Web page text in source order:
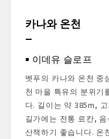
에이후쿠지 절
아베 칸 쇼텐
벳푸 지옥 순례
시라이케 지
카나와 긴자 거리
샐리 가든스
Otto e Sette
카나와 온천
이데유 슬로프
벳푸의 카나와 온천 중
천 마을 특유의 분위기
다. 길이는 약 385m,
길가에는 전통 료칸,
산책하기 좋습니다. 온